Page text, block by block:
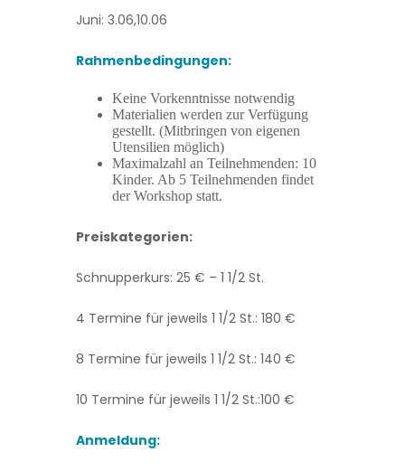
Juni: 3.06,10.06
Rahmenbedingungen:
Keine Vorkenntnisse notwendig
Materialien werden zur Verfügung
gestellt. (Mitbringen von eigenen
Utensilien möglich)
Maximalzahl an Teilnehmenden: 10
Kinder. Ab 5 Teilnehmenden findet
der Workshop statt.
Preiskategorien:
Schnupperkurs: 25 € – 1 1/2 St.
4 Termine für jeweils 1 1/2 St.: 180 €
8 Termine für jeweils 1 1/2 St.: 140 €
10 Termine für jeweils 1 1/2 St.:100 €
Anmeldung: